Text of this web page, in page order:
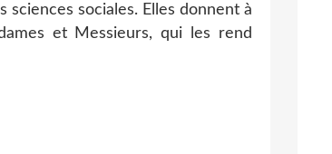
sociales. Elles donnent à
et Messieurs, qui les rend